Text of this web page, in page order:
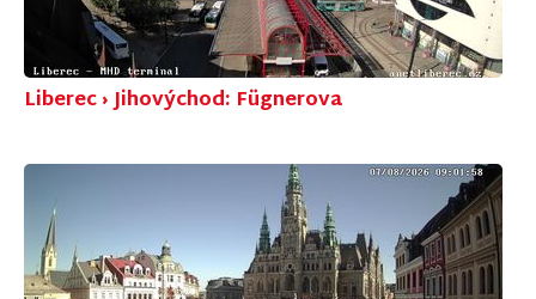
Liberec › Jihovýchod: Fügnerova